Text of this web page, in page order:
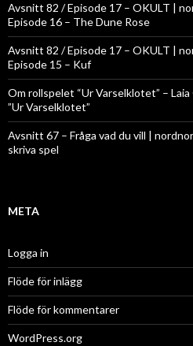
Avsnitt 82 / Episode 17 – OKULT |
Episode 16 – The Dune Rose
Avsnitt 82 / Episode 17 – OKULT |
Episode 15 – Kuf
Om rollspelet “Ur Varselklotet” –
”Ur Varselklotet”
Avsnitt 67 – Fråga vad du vill |
skriva spel
META
Logga in
Flöde för inlägg
Flöde för kommentarer
WordPress.org